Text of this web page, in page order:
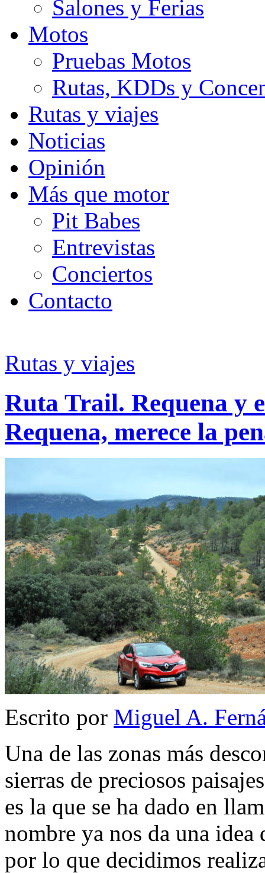
Salones y Ferias
Motos
Pruebas Motos
Rutas, KDDs y
Rutas y viajes
Noticias
Opinión
Más que motor
Pit Babes
Entrevistas
Conciertos
Contacto
Rutas y viajes
Ruta Trail. Requena y
Requena, merece la
Escrito por Miguel A.
Una de las zonas más
sierras de preciosos
es la que se ha dado en
nombre ya nos da una idea
por lo que decidimos